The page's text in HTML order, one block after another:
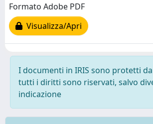
Formato Adobe PDF
Visualizza/Apri
I documenti in IRIS sono protetti
tutti i diritti sono riservati, salvo
indicazione